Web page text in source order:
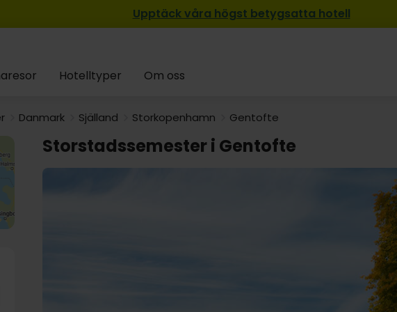
Upptäck våra högst betygsatta hotell
Hotelltyper Om oss
Danmark Själland Storkopenhamn Gentofte
Storstadssemester i Gentofte